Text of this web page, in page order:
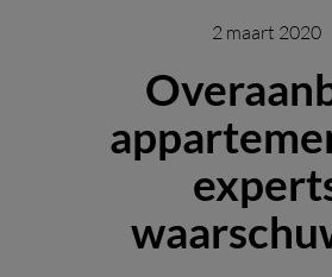
2 maart 2020